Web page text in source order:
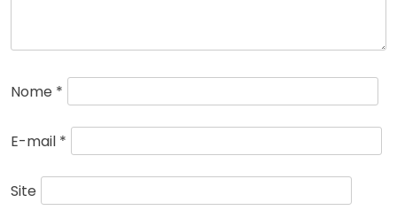
Nome *
E-mail *
Site